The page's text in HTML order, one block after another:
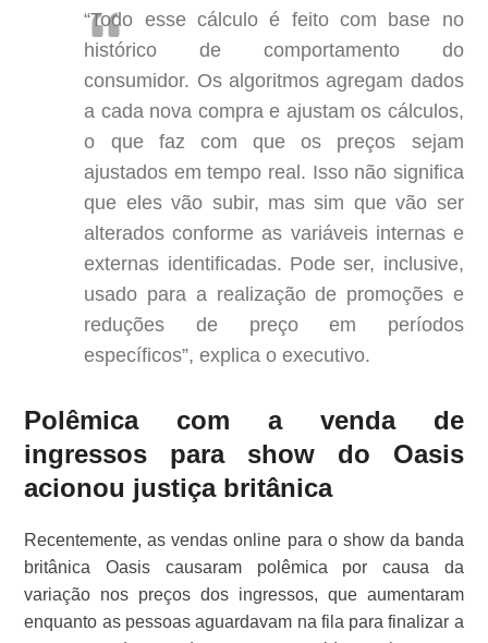
“Todo esse cálculo é feito com base no
histórico de comportamento do
consumidor. Os algoritmos agregam dados
a cada nova compra e ajustam os cálculos,
o que faz com que os preços sejam
ajustados em tempo real. Isso não significa
que eles vão subir, mas sim que vão ser
alterados conforme as variáveis internas e
externas identificadas. Pode ser, inclusive,
usado para a realização de promoções e
reduções de preço em períodos
específicos”, explica o executivo.
Polêmica com a venda de
ingressos para show do Oasis
acionou justiça britânica
Recentemente, as vendas online para o show da banda
britânica Oasis causaram polêmica por causa da
variação nos preços dos ingressos, que aumentaram
enquanto as pessoas aguardavam na fila para finalizar a